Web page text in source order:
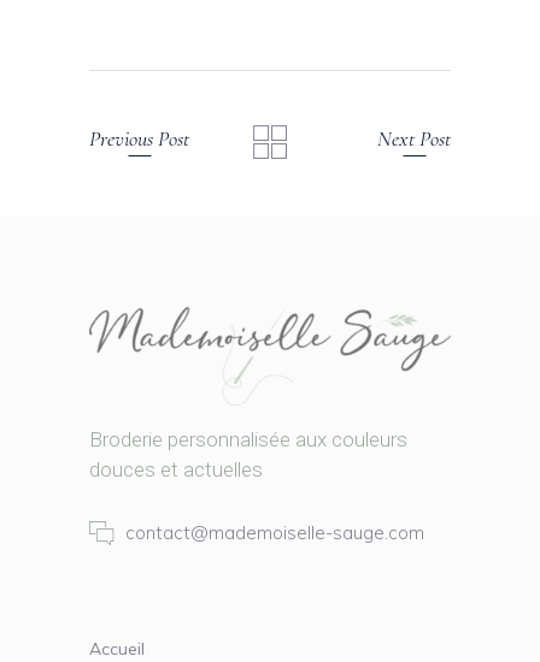
Previous Post Next Post
Broderie personnalisée aux couleurs
douces et actuelles
contact@mademoiselle-sauge.com
Accueil